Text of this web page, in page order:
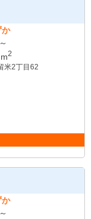
か
m2
米2丁目62
か